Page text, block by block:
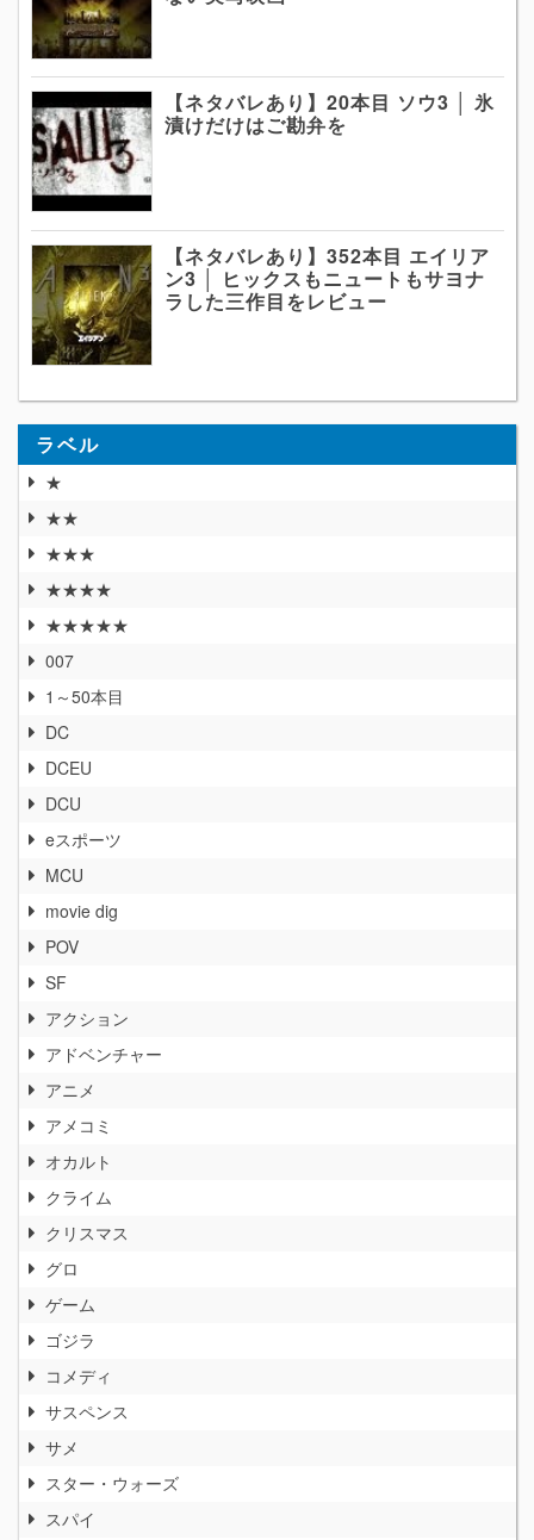
【ネタバレあり】20本目 ソウ3 │ 氷
漬けだけはご勘弁を
【ネタバレあり】352本目 エイリア
ン3 │ ヒックスもニュートもサヨナ
ラした三作目をレビュー
ラベル
★
★★
★★★
★★★★
★★★★★
007
1～50本目
DC
DCEU
DCU
eスポーツ
MCU
movie dig
POV
SF
アクション
アドベンチャー
アニメ
アメコミ
オカルト
クライム
クリスマス
グロ
ゲーム
ゴジラ
コメディ
サスペンス
サメ
スター・ウォーズ
スパイ